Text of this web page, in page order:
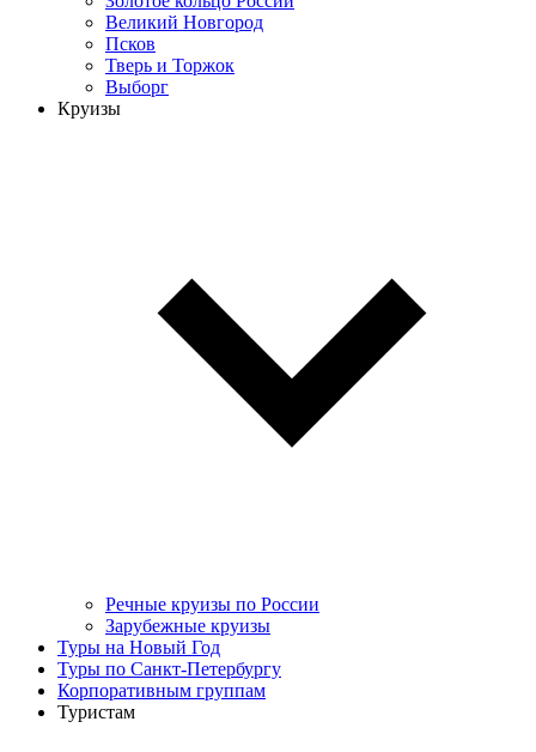
Великий Новгород
Псков
Тверь и Торжок
Выборг
Круизы
Речные круизы по России
Зарубежные круизы
Туры на Новый Год
Туры по Санкт-Петербургу
Корпоративным группам
Туристам